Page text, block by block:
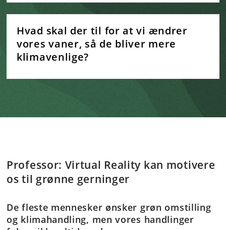
Hvad skal der til for at vi ændrer
vores vaner, så de bliver mere
klimavenlige?
Professor: Virtual Reality kan motivere
os til grønne gerninger
De fleste mennesker ønsker grøn omstilling
og klimahandling, men vores handlinger